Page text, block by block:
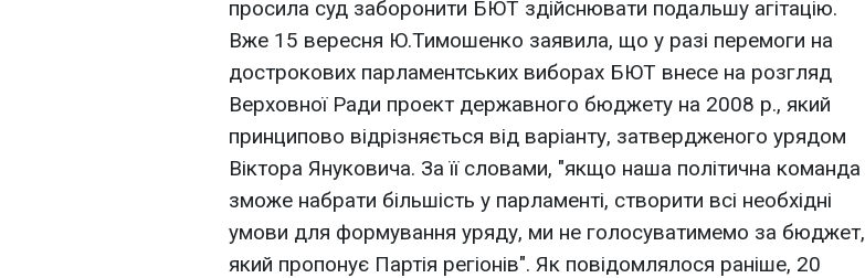
просила суд заборонити БЮТ здійснювати подальшу агітацію.
Вже 15 вересня Ю.Тимошенко заявила, що у разі перемоги на
дострокових парламентських виборах БЮТ внесе на розгляд
Верховної Ради проект державного бюджету на 2008 р., який
принципово відрізняється від варіанту, затвердженого урядом
Віктора Януковича. За її словами, "якщо наша політична команда
зможе набрати більшість у парламенті, створити всі необхідні
умови для формування уряду, ми не голосуватимемо за бюджет,
який пропонує Партія регіонів". Як повідомлялося раніше, 20